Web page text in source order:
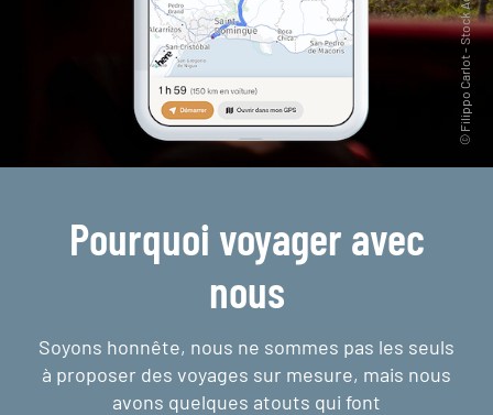
Pourquoi voyager avec
nous
Soyons honnête, nous ne sommes pas les seuls
à proposer des voyages sur mesure, mais nous
avons quelques atouts qui font